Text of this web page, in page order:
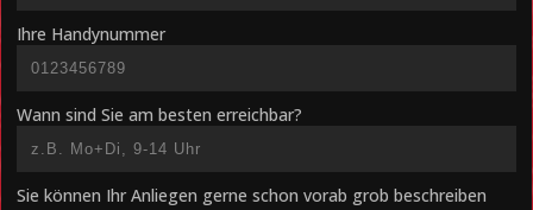
Ihre Handynummer
Wann sind Sie am besten erreichbar?
Sie können Ihr Anliegen gerne schon vorab grob beschreiben